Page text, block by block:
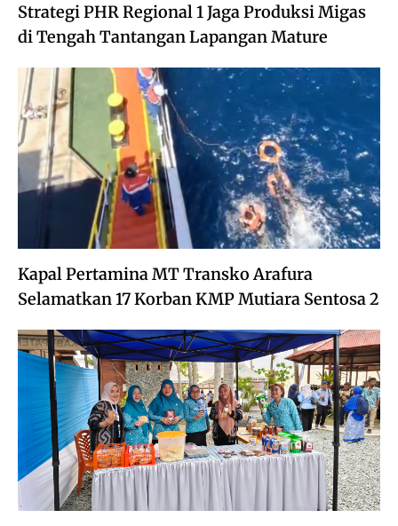
Strategi PHR Regional 1 Jaga Produksi Migas
di Tengah Tantangan Lapangan Mature
Kapal Pertamina MT Transko Arafura
Selamatkan 17 Korban KMP Mutiara Sentosa 2